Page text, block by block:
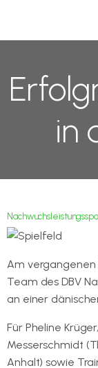
in
Am vergangenen
Team des DBV
an einer
Für Pheline
Messerschmidt
Anhalt) sowie